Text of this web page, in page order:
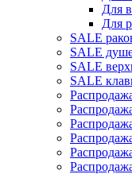
Для
Для
SALE
SALE
SALE
SALE